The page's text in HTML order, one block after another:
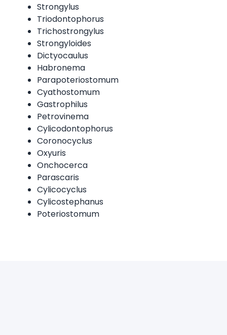
Strongylus
Triodontophorus
Trichostrongylus
Strongyloides
Dictyocaulus
Habronema
Parapoteriostomum
Cyathostomum
Gastrophilus
Petrovinema
Cylicodontophorus
Coronocyclus
Oxyuris
Onchocerca
Parascaris
Cylicocyclus
Cylicostephanus
Poteriostomum